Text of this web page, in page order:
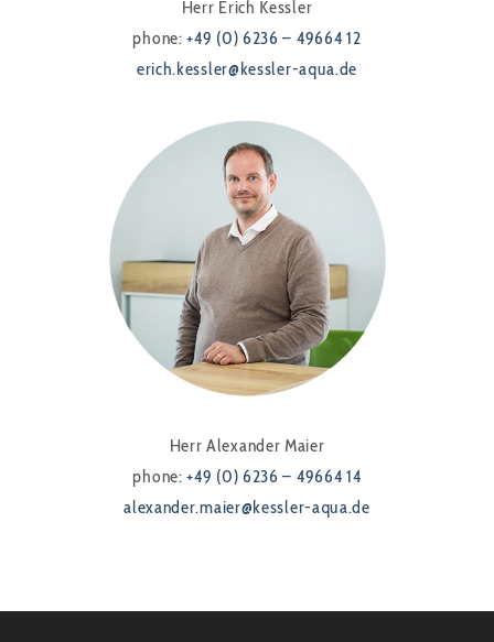
Herr Erich Kessler
phone:+49 (0) 6236 – 49664 12
erich.kessler@kessler-aqua.de
Herr Alexander Maier
phone:+49 (0) 6236 – 49664 14
alexander.maier@kessler-aqua.de